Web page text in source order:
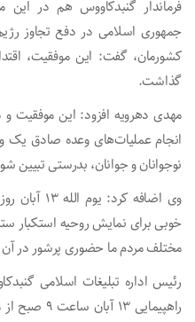
فرماندار گنبدکاووس هم در این
جمهوری اسلامی در دفع تجاوز
کشورمان، گفت: این موفقیت،
گذاشت.
مهدی دهرویه افزود: این موفقیت
نوجوانان و جوانان، بدرستی تبیین
وی اضافه
خوبی برای نمایش روحیه استکبار
مختلف مردم ما حضوری پرشور در
رئیس اداره تبلیغات اسلامی
راهپیمایی